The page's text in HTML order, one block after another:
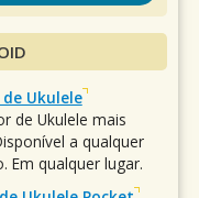
Ukulele
de Ukulele mais
a qualquer
Em qualquer lugar.